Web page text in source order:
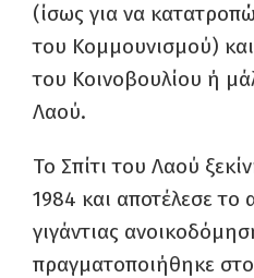
(ίσως για να
του Κομμουνισμού)
του Κοινοβουλίου ή
Λαού.
Το Σπίτι του Λαού
1984 και αποτέλεσε
γιγάντιας
πραγματοποιήθηκε